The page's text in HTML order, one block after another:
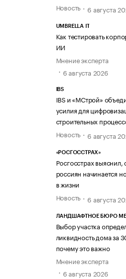
Новость
6 августа
UMBRELLA IT
Как тестировать
ИИ
Мнение эксперта
6 августа 2026
IBS
IBS и «МСтрой»
усилия для
строительных
Новость
6 августа
«РОСГОССТРАХ»
Росгосстрах выяснил,
россиян начинается
в жизни
Новость
6 августа
ЛАНДШАФТНОЕ БЮРО
Выбор участка
ликвидность дома за
почему это важно
Мнение эксперта
6 августа 2026